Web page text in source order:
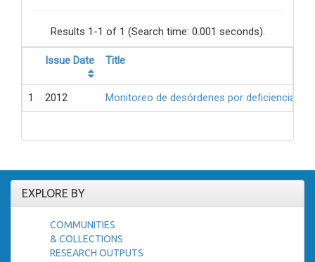
Results 1-1 of 1 (Search time: 0.001 seconds).
Issue Date Title
1 2012 Monitoreo de desórdenes por deficiencia
EXPLORE BY
COMMUNITIES
& COLLECTIONS
RESEARCH OUTPUTS